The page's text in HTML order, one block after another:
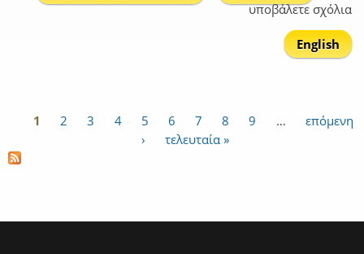
υποβάλετε σχόλια
English
1 2 3 4 5 6 7 8 9 …
επόμενη
›
τελευταία »